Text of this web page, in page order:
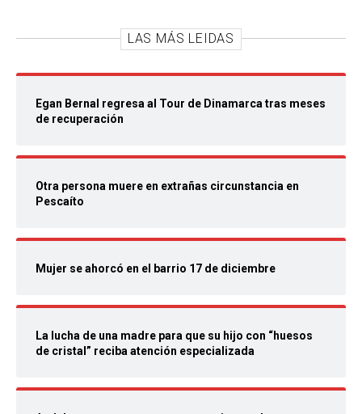
LAS MÁS LEIDAS
Egan Bernal regresa al Tour de Dinamarca tras meses
de recuperación
Otra persona muere en extrañas circunstancia en
Pescaíto
Mujer se ahorcó en el barrio 17 de diciembre
La lucha de una madre para que su hijo con “huesos
de cristal” reciba atención especializada